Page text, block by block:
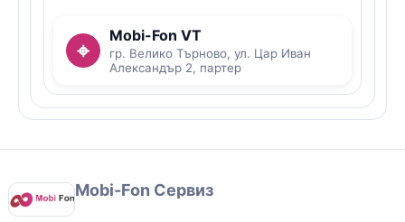
⌖
Mobi-Fon VT
гр. Велико Търново, ул. Цар Иван
Александър 2, партер
Mobi-Fon Сервиз